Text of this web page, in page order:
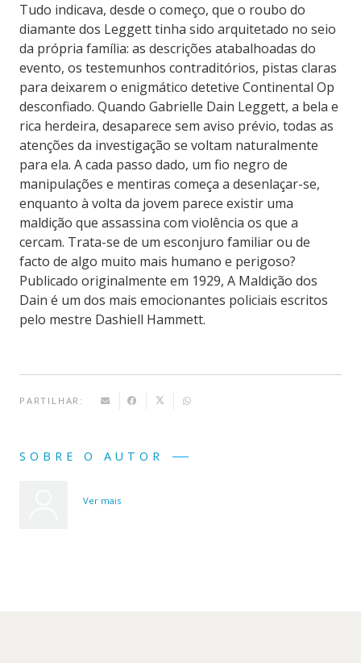
Tudo indicava, desde o começo, que o roubo do
diamante dos Leggett tinha sido arquitetado no seio
da própria família: as descrições atabalhoadas do
evento, os testemunhos contraditórios, pistas claras
para deixarem o enigmático detetive Continental Op
desconfiado. Quando Gabrielle Dain Leggett, a bela e
rica herdeira, desaparece sem aviso prévio, todas as
atenções da investigação se voltam naturalmente
para ela. A cada passo dado, um fio negro de
manipulações e mentiras começa a desenlaçar-se,
enquanto à volta da jovem parece existir uma
maldição que assassina com violência os que a
cercam. Trata-se de um esconjuro familiar ou de
facto de algo muito mais humano e perigoso?
Publicado originalmente em 1929, A Maldição dos
Dain é um dos mais emocionantes policiais escritos
pelo mestre Dashiell Hammett.
PARTILHAR:
SOBRE O AUTOR
Ver mais